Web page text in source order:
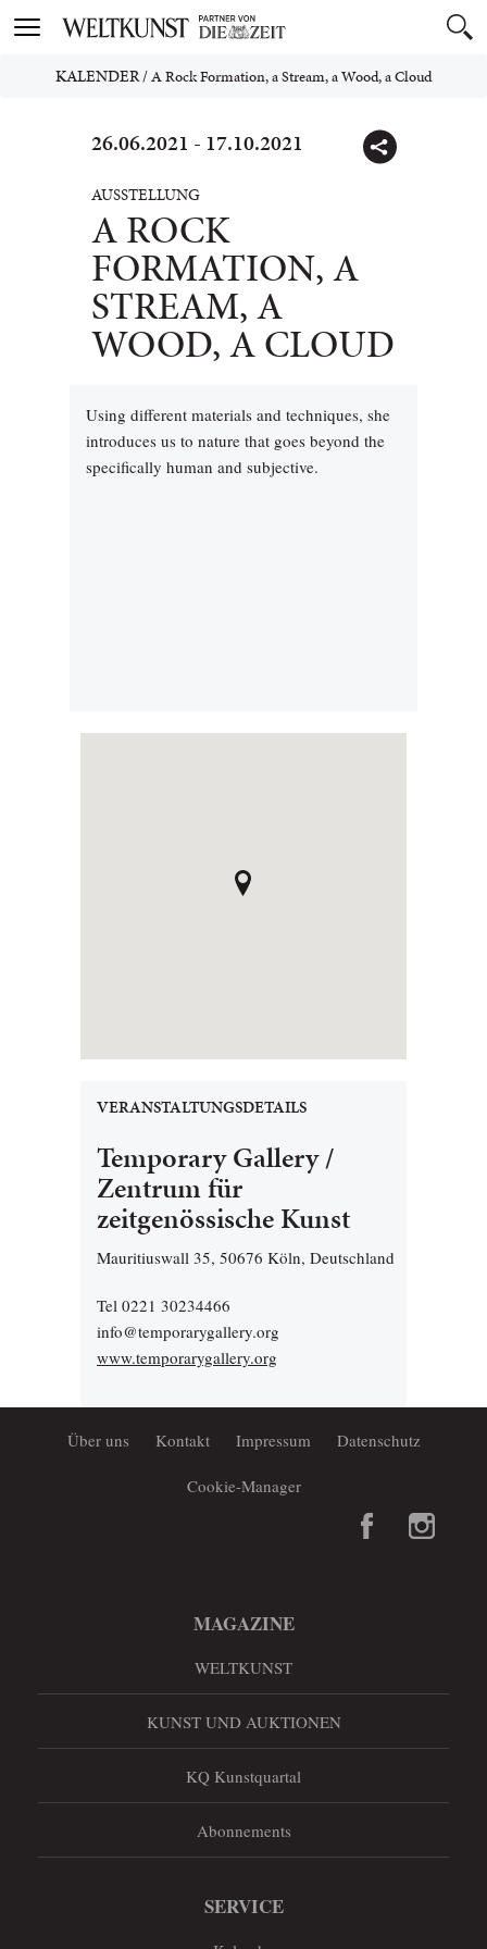
Toggle
KALENDER/A Rock Formation, a Stream, a Wood, a Cloud
26.06.2021 - 17.10.2021
AUSSTELLUNG
A ROCK
FORMATION, A
STREAM, A
WOOD, A CLOUD
Using different materials and techniques, she
introduces us to nature that goes beyond the
specifically human and subjective.
VERANSTALTUNGSDETAILS
Temporary Gallery /
Zentrum für
zeitgenössische Kunst
Mauritiuswall 35, 50676 Köln, Deutschland
Tel 0221 30234466
info@temporarygallery.org
www.temporarygallery.org
Über uns Kontakt Impressum Datenschutz
Cookie-Manager
MAGAZINE
WELTKUNST
KUNST UND AUKTIONEN
KQ Kunstquartal
Abonnements
SERVICE